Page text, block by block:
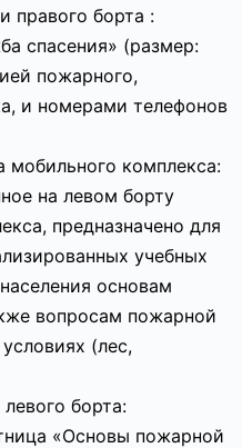
правого борта :
спасения» (размер:
пожарного,
и номерами телефонов
мобильного комплекса:
на левом борту
предназначено для
учебных
основам
вопросам пожарной
(лес,
борта:
«Основы пожарной